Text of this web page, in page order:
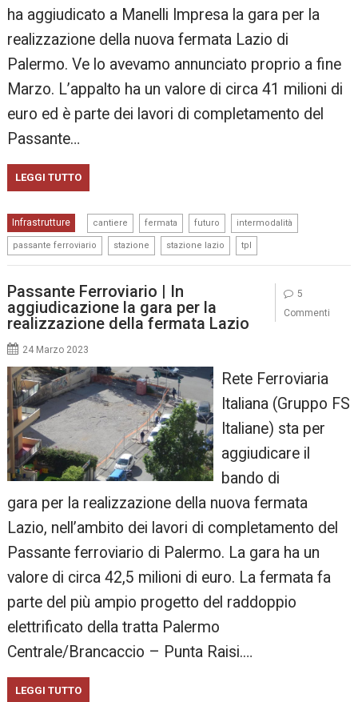
ha aggiudicato a Manelli Impresa la gara per la
realizzazione della nuova fermata Lazio di
Palermo. Ve lo avevamo annunciato proprio a fine
Marzo. L’appalto ha un valore di circa 41 milioni di
euro ed è parte dei lavori di completamento del
Passante…
LEGGI TUTTO
Infrastrutture cantiere fermata futuro intermodalità
passante ferroviario stazione stazione lazio tpl
Passante Ferroviario | In
aggiudicazione la gara per la
realizzazione della fermata Lazio
24 Marzo 2023
Rete Ferroviaria
Italiana (Gruppo FS
Italiane) sta per
aggiudicare il
bando di
gara per la realizzazione della nuova fermata
Lazio, nell’ambito dei lavori di completamento del
Passante ferroviario di Palermo. La gara ha un
valore di circa 42,5 milioni di euro. La fermata fa
parte del più ampio progetto del raddoppio
elettrificato della tratta Palermo
Centrale/Brancaccio – Punta Raisi.…
LEGGI TUTTO
5
Commenti